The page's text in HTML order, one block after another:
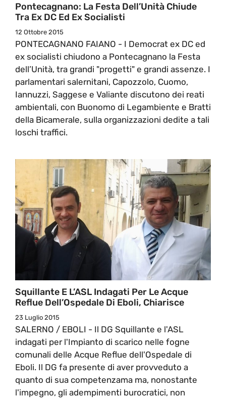
Pontecagnano: La Festa Dell’Unità Chiude
Tra Ex DC Ed Ex Socialisti
12 Ottobre 2015
PONTECAGNANO FAIANO - I Democrat ex DC ed
ex socialisti chiudono a Pontecagnano la Festa
dell’Unità, tra grandi "progetti" e grandi assenze. I
parlamentari salernitani, Capozzolo, Cuomo,
Iannuzzi, Saggese e Valiante discutono dei reati
ambientali, con Buonomo di Legambiente e Bratti
della Bicamerale, sulla organizzazioni dedite a tali
loschi traffici.
Squillante E L’ASL Indagati Per Le Acque
Reflue Dell’Ospedale Di Eboli, Chiarisce
23 Luglio 2015
SALERNO / EBOLI - Il DG Squillante e l'ASL
indagati per l'Impianto di scarico nelle fogne
comunali delle Acque Reflue dell'Ospedale di
Eboli. Il DG fa presente di aver provveduto a
quanto di sua competenzama ma, nonostante
l'impegno, gli adempimenti burocratici, non